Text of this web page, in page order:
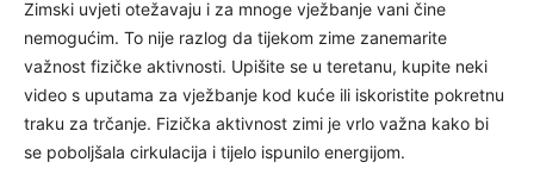
Zimski uvjeti otežavaju i za mnoge vježbanje vani čine
nemogućim. To nije razlog da tijekom zime zanemarite
važnost fizičke aktivnosti. Upišite se u teretanu, kupite neki
video s uputama za vježbanje kod kuće ili iskoristite pokretnu
traku za trčanje. Fizička aktivnost zimi je vrlo važna kako bi
se poboljšala cirkulacija i tijelo ispunilo energijom.